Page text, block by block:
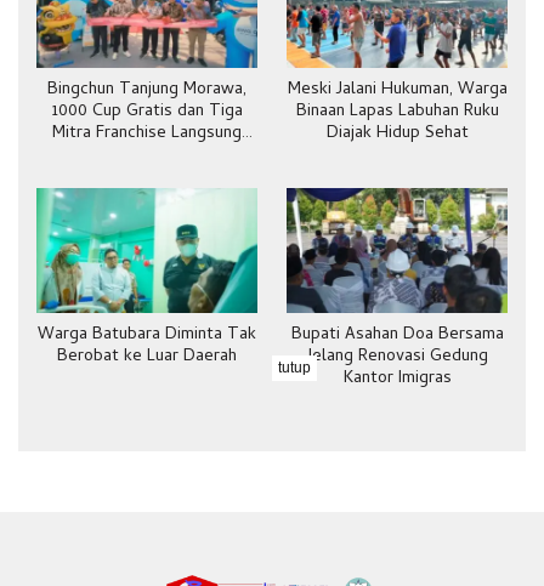
Bingchun Tanjung Morawa,
1000 Cup Gratis dan Tiga
Mitra Franchise Langsung
Meski Jalani Hukuman, Warga
Binaan Lapas Labuhan Ruku
Diajak Hidup Sehat
Warga Batubara Diminta Tak
Berobat ke Luar Daerah
Bupati Asahan Doa Bersama
Jelang Renovasi Gedung
Kantor Imigras
tutup